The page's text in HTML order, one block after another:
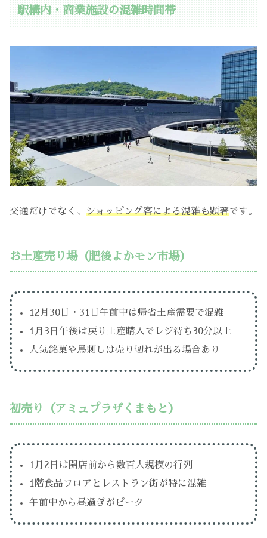
駅構内・商業施設の混雑時間帯
交通だけでなく、 ショッピング客による混雑も顕著です。
お土産売り場（肥後よかモン市場）
12月30日・31日午前中は帰省土産需要で混雑
1月3日午後は戻り土産購入でレジ待ち30分以上
人気銘菓や馬刺しは売り切れが出る場合あり
初売り（アミュプラザくまもと）
1月2日は開店前から数百人規模の行列
1階食品フロアとレストラン街が特に混雑
午前中から昼過ぎがピーク